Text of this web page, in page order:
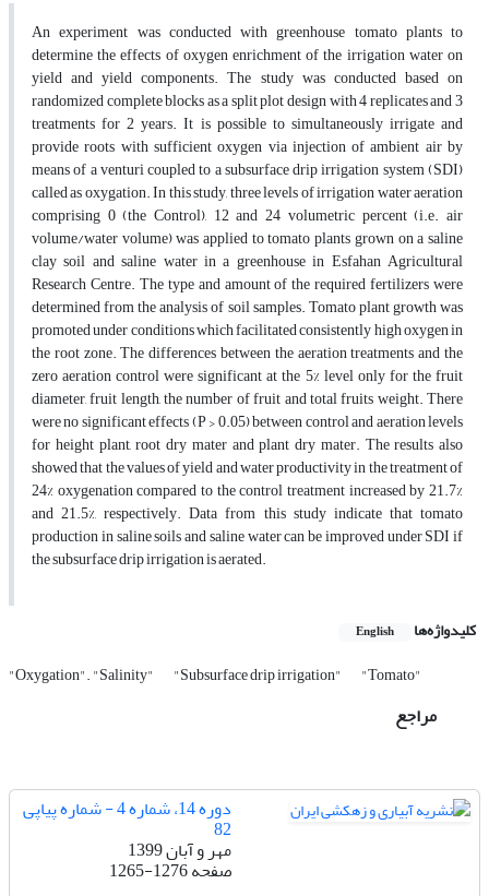
An experiment was conducted with greenhouse tomato plants to
determine the effects of oxygen enrichment of the irrigation water on
yield and yield components. The study was conducted based on
randomized complete blocks as a split plot design with 4 replicates and 3
treatments for 2 years. It is possible to simultaneously irrigate and
provide roots with sufficient oxygen via injection of ambient air by
means of a venturi coupled to a subsurface drip irrigation system (SDI)
called as oxygation. In this study, three levels of irrigation water aeration
comprising 0 (the Control), 12 and 24 volumetric percent (i.e. air
volume/water volume) was applied to tomato plants grown on a saline
clay soil and saline water in a greenhouse in Esfahan Agricultural
Research Centre. The type and amount of the required fertilizers were
determined from the analysis of soil samples. Tomato plant growth was
promoted under conditions which facilitated consistently high oxygen in
the root zone. The differences between the aeration treatments and the
zero aeration control were significant at the 5% level only for the fruit
diameter, fruit length, the number of fruit and total fruits weight. There
were no significant effects (P > 0.05) between control and aeration levels
for height plant, root dry mater and plant dry mater. The results also
showed that the values of yield and water productivity in the treatment of
24% oxygenation compared to the control treatment increased by 21.7%
and 21.5%, respectively. Data from this study indicate that tomato
production in saline soils and saline water can be improved under SDI if
the subsurface drip irrigation is aerated.
کلیدواژه‌ها English
"Oxygation". "Salinity" "Subsurface drip irrigation" "Tomato"
مراجع
دوره 14، شماره 4 - شماره پیاپی
82
مهر و آبان 1399
صفحه1265-1276